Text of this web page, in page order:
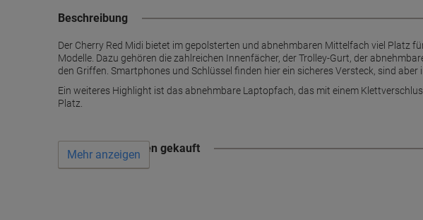
Beschreibung
Der Cherry Red Midi bietet im gepolsterten und abnehmbaren Mittelfach viel Platz
Modelle. Dazu gehören die zahlreichen Innenfächer, der Trolley-Gurt, der
den Griffen. Smartphones und Schlüssel finden hier ein sicheres Versteck, sind
Ein weiteres Highlight ist das abnehmbare Laptopfach, das mit einem
Platz.
Wird oft zusammen gekauft
Mehr anzeigen